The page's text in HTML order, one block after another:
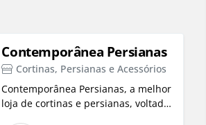
Contemporânea Persianas
Cortinas, Persianas e Acessórios
Contemporânea Persianas, a melhor
loja de cortinas e persianas, voltada